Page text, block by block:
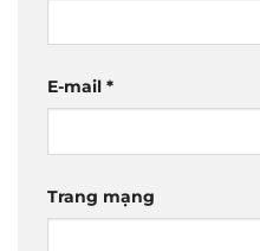
E-mail *
Trang mạng